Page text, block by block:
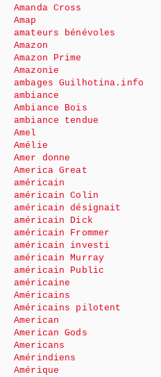
Amanda Cross
Amap
amateurs bénévoles
Amazon
Amazon Prime
Amazonie
ambages Guilhotina.info
ambiance
Ambiance Bois
ambiance tendue
Amel
Amélie
Amer donne
America Great
américain
américain Colin
américain désignait
américain Dick
américain Frommer
américain investi
américain Murray
américain Public
américaine
Américains
Américains pilotent
American
American Gods
Americans
Amérindiens
Amérique